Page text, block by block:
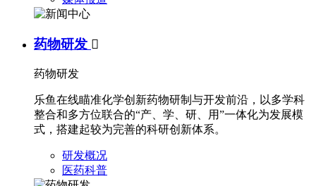
药物研发 
药物研发
乐鱼在线瞄准化学创新药物研制与开发前沿，以多学科
整合和多方位联合的“产、学、研、用”一体化为发展模
式，搭建起较为完善的科研创新体系。
研发概况
医药科普